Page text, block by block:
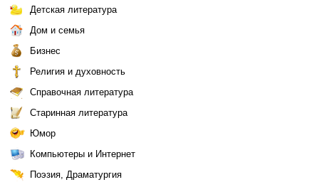
Детская литература
Дом и семья
Бизнес
Религия и духовность
Справочная литература
Старинная литература
Юмор
Компьютеры и Интернет
Поэзия, Драматургия